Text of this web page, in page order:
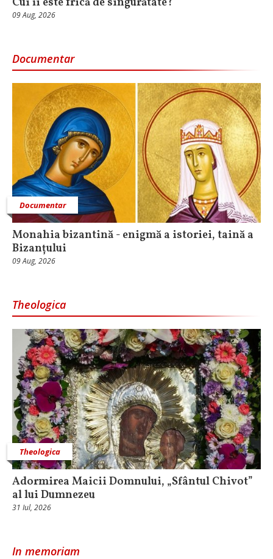
09 Aug, 2026
Documentar
Documentar
Monahia bizantină - enigmă a istoriei, taină a
Bizanțului
09 Aug, 2026
Theologica
Theologica
Adormirea Maicii Domnului, „Sfântul Chivot”
al lui Dumnezeu
31 Iul, 2026
In memoriam